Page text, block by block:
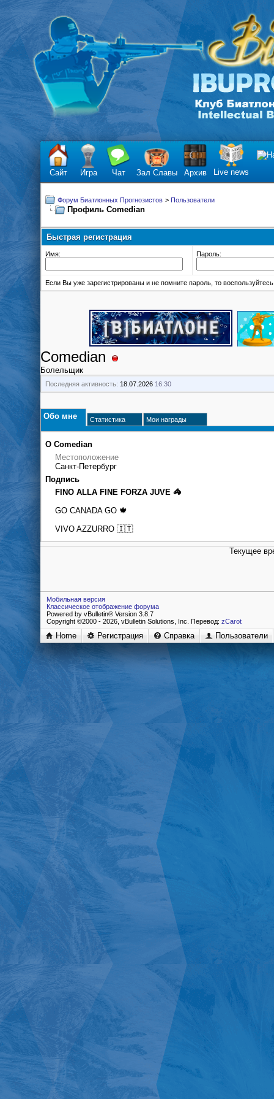
Сайт Игра Чат Зал Славы Архив Live news
Форум Биатлонных Прогнозистов > Пользователи
Профиль Comedian
Быстрая регистрация
Имя: Пароль:
Если Вы уже зарегистрированы и не помните пароль, то
Comedian
Болельщик
Последняя активность: 18.07.2026 16:30
Обо мне Статистика Мои награды
О Comedian
Местоположение
Санкт-Петербург
Подпись
FINO ALLA FINE FORZA JUVE 🦓
GO CANADA GO 🍁
VIVO AZZURRO 🇮🇹
Текущее
Мобильная версия
Классическое отображение форума
Powered by vBulletin® Version 3.8.7
Copyright ©2000 - 2026, vBulletin Solutions, Inc. Перевод: zCarot
Home Регистрация Справка Пользователи